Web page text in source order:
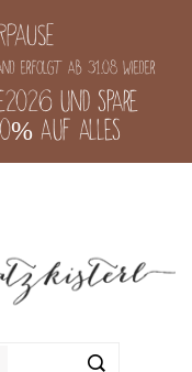
erfolgt ab 31.08 wieder
und spare
auf alles